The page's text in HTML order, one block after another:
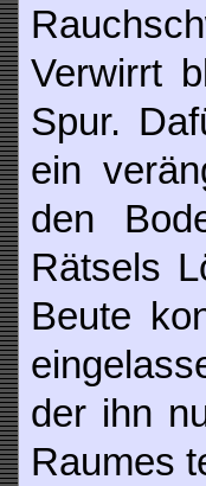
Verwirrt
Spur.
ein
den
Rätsels
Beute
der ihn
Raumes